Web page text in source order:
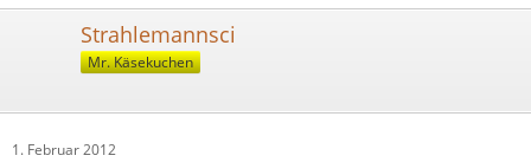
Strahlemannsci
Mr. Käsekuchen
1. Februar 2012